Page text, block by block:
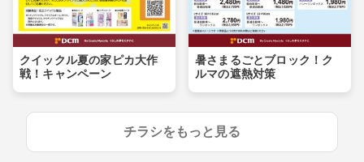
クイックル夏の家ピカ大作
戦！キャンペーン
暑さまるごとブロック！ク
ルマの遮熱対策
チラシをもっと見る